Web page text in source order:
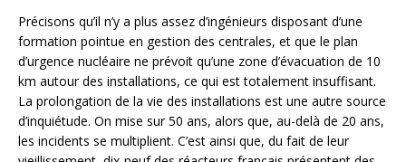
Précisons qu’il n’y a plus assez d’ingénieurs disposant d’une
formation pointue en gestion des centrales, et que le plan
d’urgence nucléaire ne prévoit qu’une zone d’évacuation de 10
km autour des installations, ce qui est totalement insuffisant.
La prolongation de la vie des installations est une autre source
d’inquiétude. On mise sur 50 ans, alors que, au-delà de 20 ans,
les incidents se multiplient. C’est ainsi que, du fait de leur